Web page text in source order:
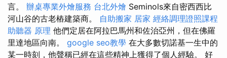
言。 辦桌專業外燴服務 台北外燴 Seminols來自密西西比
河山谷的古老樁建築商。 自助搬家 居家 經絡調理證照課程
助聽器 原理 他們定居在阿拉巴馬州和佐治亞州，但在佛羅
里達地區向南。 google seo教學 在大多數切諾基一生中的
某一時刻，他聲稱已經在這些精神上獲得了個人經驗。 好